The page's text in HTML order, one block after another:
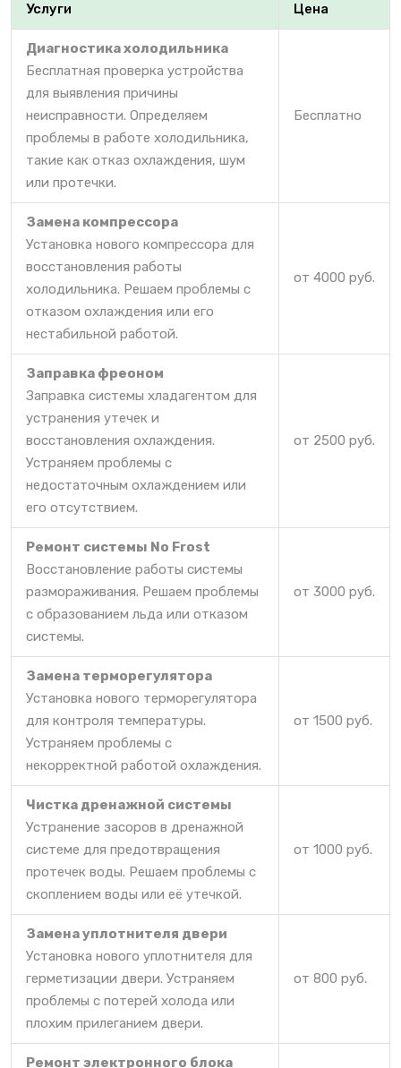
Услуги Цена
Диагностика холодильника
Бесплатная проверка устройства
для выявления причины
неисправности. Определяем
проблемы в работе холодильника,
такие как отказ охлаждения, шум
или протечки.
Бесплатно
Замена компрессора
Установка нового компрессора для
восстановления работы
холодильника. Решаем проблемы с
отказом охлаждения или его
нестабильной работой.
от 4000 руб.
Заправка фреоном
Заправка системы хладагентом для
устранения утечек и
восстановления охлаждения.
Устраняем проблемы с
недостаточным охлаждением или
его отсутствием.
от 2500 руб.
Ремонт системы No Frost
Восстановление работы системы
размораживания. Решаем проблемы
с образованием льда или отказом
системы.
от 3000 руб.
Замена терморегулятора
Установка нового терморегулятора
для контроля температуры.
Устраняем проблемы с
некорректной работой охлаждения.
от 1500 руб.
Чистка дренажной системы
Устранение засоров в дренажной
системе для предотвращения
протечек воды. Решаем проблемы с
скоплением воды или её утечкой.
от 1000 руб.
Замена уплотнителя двери
Установка нового уплотнителя для
герметизации двери. Устраняем
проблемы с потерей холода или
плохим прилеганием двери.
от 800 руб.
Ремонт электронного блока